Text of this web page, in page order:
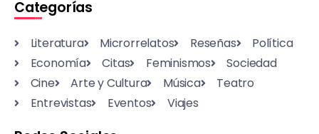
Categorías
Literatura Microrrelatos Reseñas
Política
Economía
Citas Feminismos
Sociedad
Cine
Arte y Cultura Música
Teatro
Entrevistas
Eventos Viajes